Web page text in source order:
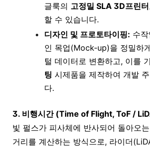
글룩의 고정밀 SLA 3D프린터
할 수 있습니다.
디자인 및 프로토타이핑: 수
인 목업(Mock-up)을 정밀하
털 데이터로 변환하고, 이를
팅 시제품을 제작하여 개발
다.
3. 비행시간 (Time of Flight, ToF /
빛 펄스가 피사체에 반사되어 돌아오
거리를 계산하는 방식으로, 라이더